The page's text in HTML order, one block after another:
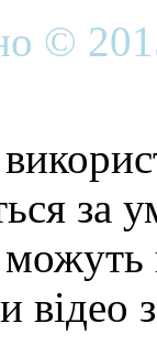
©
відео